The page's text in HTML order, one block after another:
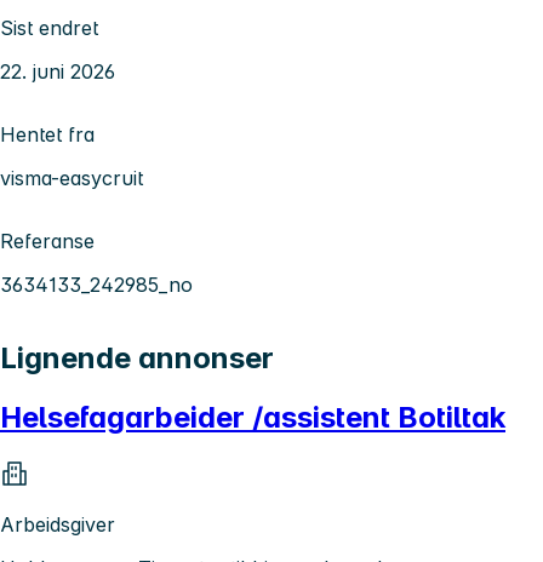
Sist endret
22. juni 2026
Hentet fra
visma-easycruit
Referanse
3634133_242985_no
Lignende annonser
Helsefagarbeider /assistent Botiltak
Arbeidsgiver